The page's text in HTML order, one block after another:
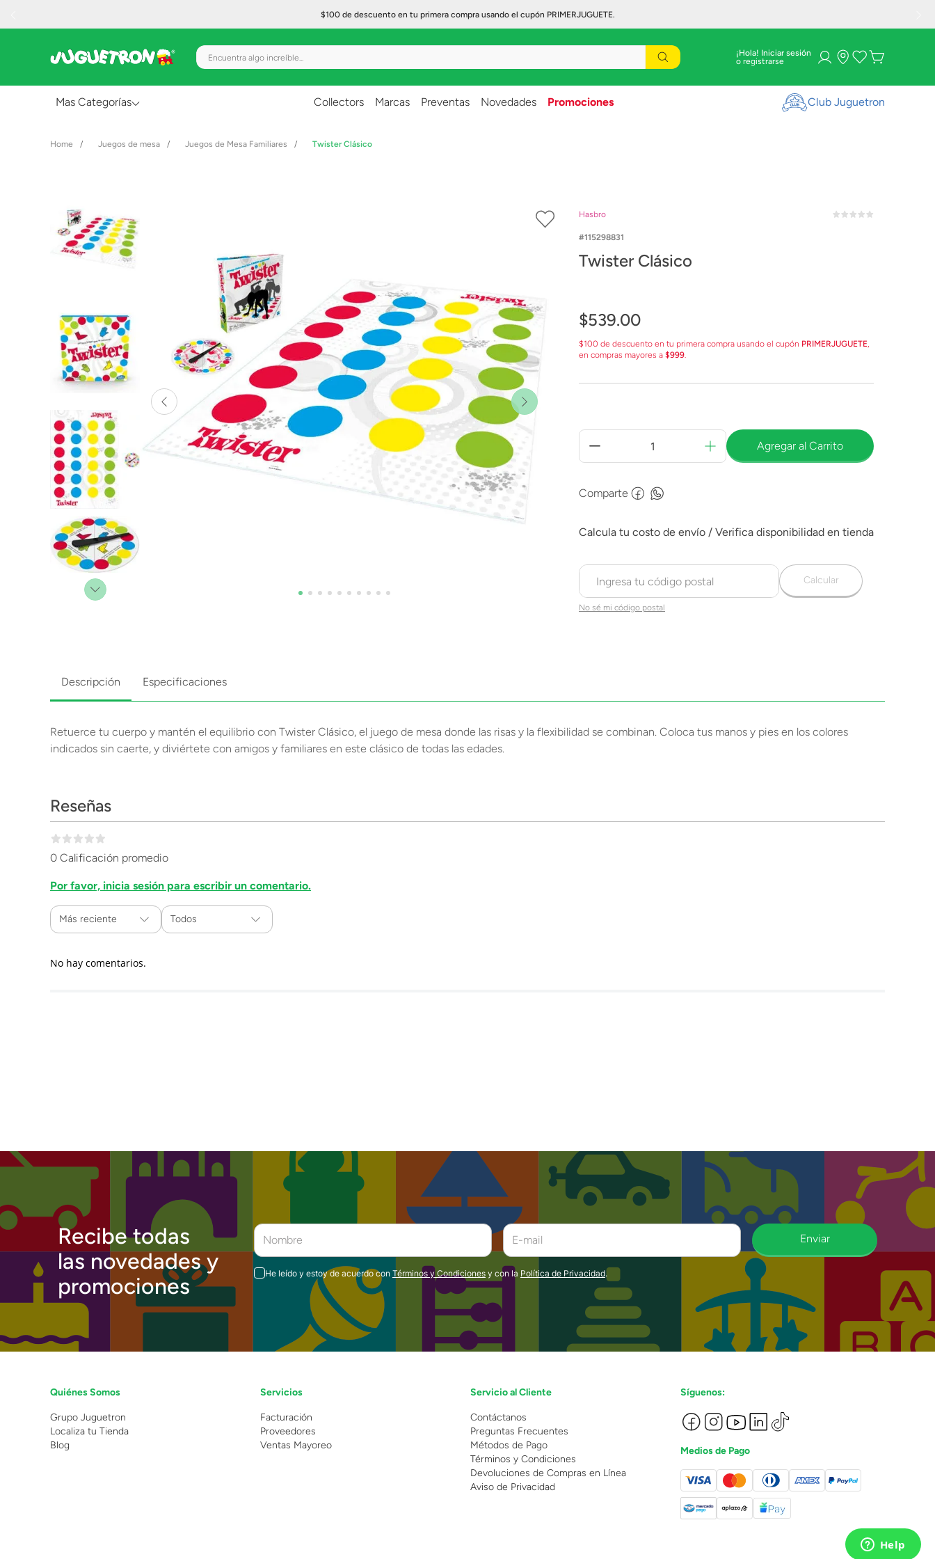
$100 de descuento en tu primera compra usando el cupón PRIMERJUGUETE.
Encuentra algo increíble... ¡Hola! Iniciar sesión
Mas Categorías
Creatividad y Arte
Figuras de Acción
Lanzadores
Muñecas
Construcción
Peluches
Vehículos y Pistas
Collectors Marcas Preventas Novedades Promociones Club Juguetron
Juegos de mesa Juegos de Mesa Familiares Twister Clásico
Hasbro
115298831
Twister Clásico
$539.00
$100 de descuento en tu primera compra usando el cupón PRIMERJUGUETE,
en compras mayores a $999.
Agregar al Carrito
Comparte
No sé mi código postal
Calcular
Descripción Especificaciones
Retuerce tu cuerpo y mantén el equilibrio con Twister Clásico, el juego de mesa donde las risas y la flexibilidad se combinan. Coloca tus manos y pies en los colores
indicados sin caerte, y diviértete con amigos y familiares en este clásico de todas las edades.
Reseñas
0 Calificación promedio
Por favor, inicia sesión para escribir un comentario.
Más reciente Todos
No hay comentarios.
Recibe todas
las novedades y
promociones
Enviar
He leído y estoy de acuerdo con Términos y Condiciones y con la Política de Privacidad.
Quiénes Somos
Grupo Juguetron
Localiza tu Tienda
Blog
Servicios
Facturación
Proveedores
Ventas Mayoreo
Servicio al Cliente
Contáctanos
Preguntas Frecuentes
Métodos de Pago
Términos y Condiciones
Devoluciones de Compras en Línea
Aviso de Privacidad
Síguenos:
Medios de Pago